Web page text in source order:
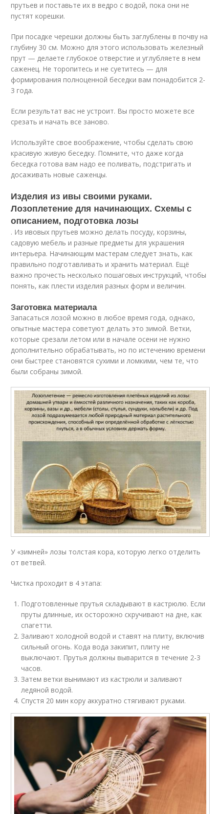
прутьев и поставьте их в ведро с водой, пока они не
пустят корешки.
При посадке черешки должны быть заглублены в почву на
глубину 30 см. Можно для этого использовать железный
прут — делаете глубокое отверстие и углубляете в нем
саженец. Не торопитесь и не суетитесь — для
формирования полноценной беседки вам понадобится 2-
3 года.
Если результат вас не устроит. Вы просто можете все
срезать и начать все заново.
Используйте свое воображение, чтобы сделать свою
красивую живую беседку. Помните, что даже когда
беседка готова вам надо ее поливать, подстригать и
досаживать новые саженцы.
Изделия из ивы своими руками.
Лозоплетение для начинающих. Схемы с
описанием, подготовка лозы
. Из ивовых прутьев можно делать посуду, корзины,
садовую мебель и разные предметы для украшения
интерьера. Начинающим мастерам следует знать, как
правильно подготавливать и хранить материал. Ещё
важно прочесть несколько пошаговых инструкций, чтобы
понять, как плести изделия разных форм и величин.
Заготовка материала
Запасаться лозой можно в любое время года, однако,
опытные мастера советуют делать это зимой. Ветки,
которые срезали летом или в начале осени не нужно
дополнительно обрабатывать, но по истечению времени
они быстрее становятся сухими и ломкими, чем те, что
были собраны зимой.
У «зимней» лозы толстая кора, которую легко отделить
от ветвей.
Чистка проходит в 4 этапа:
Подготовленные прутья складывают в кастрюлю. Если
пруты длинные, их осторожно скручивают на дне, как
спагетти.
Заливают холодной водой и ставят на плиту, включив
сильный огонь. Кода вода закипит, плиту не
выключают. Прутья должны выварится в течение 2-3
часов.
Затем ветки вынимают из кастрюли и заливают
ледяной водой.
Спустя 20 мин кору аккуратно стягивают руками.